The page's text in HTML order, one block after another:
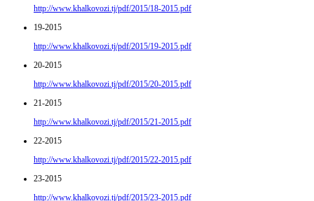
http://www.khalkovozi.tj/pdf/2015/18-2015.pdf
19-2015
http://www.khalkovozi.tj/pdf/2015/19-2015.pdf
20-2015
http://www.khalkovozi.tj/pdf/2015/20-2015.pdf
21-2015
http://www.khalkovozi.tj/pdf/2015/21-2015.pdf
22-2015
http://www.khalkovozi.tj/pdf/2015/22-2015.pdf
23-2015
http://www.khalkovozi.tj/pdf/2015/23-2015.pdf